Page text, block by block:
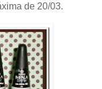
de 20/03.